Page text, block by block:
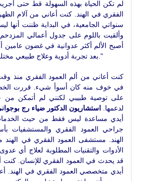
الفقري في الهند. كنت أعاني من آلام
سنواتي الجامعية، في البداية ظننت أنها
وألقيت باللوم على جدول أعمالي
أصبح الألم أكثر عدوانية في غضون عامين
بعد تجربة أدوية وعلاج طبيعي مختلفة شعرت باليأس."
في خوف منه كان أسوأ شيء. قررت
على توصية طبيبي لكنني لم أتمكن من
لدعمها.
استشاريون الدكتور ضياء رج
أيدي مساعدة ليس فقط من حيث
جراحي العمود الفقري والمستشفيات
الهند. مستشفى العمود الفقري في الهند
الأدوات والتقنيات المطلوبة لعلاج أي
قد يحدث في العمود الفقري للإنسان.
أيدي متخصصي العمود الفقري في الهند.